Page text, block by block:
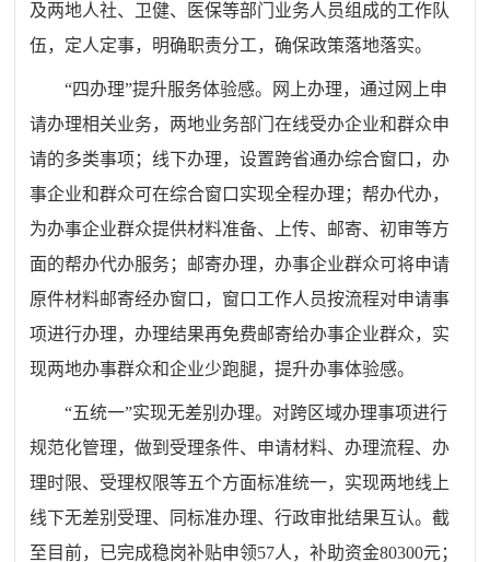
及两地人社、卫健、医保等部门业务人员组成的工作队
伍，定人定事，明确职责分工，确保政策落地落实。
“四办理”提升服务体验感。网上办理，通过网上申
请办理相关业务，两地业务部门在线受办企业和群众申
请的多类事项；线下办理，设置跨省通办综合窗口，办
事企业和群众可在综合窗口实现全程办理；帮办代办，
为办事企业群众提供材料准备、上传、邮寄、初审等方
面的帮办代办服务；邮寄办理， 办事企业群众可将申请
原件材料邮寄经办窗口，窗口工作人员按流程对申请事
项进行办理，办理结果再免费邮寄给办事企业群众，实
现两地办事群众和企业少跑腿，提升办事体验感。
“五统一”实现无差别办理。对跨区域办理事项进行
规范化管理，做到受理条件、申请材料、办理流程、办
理时限、受理权限等五个方面标准统一，实现两地线上
线下无差别受理、同标准办理、行政审批结果互认。截
至 目前，已完成稳岗补贴申领57人，补助资金80300元；